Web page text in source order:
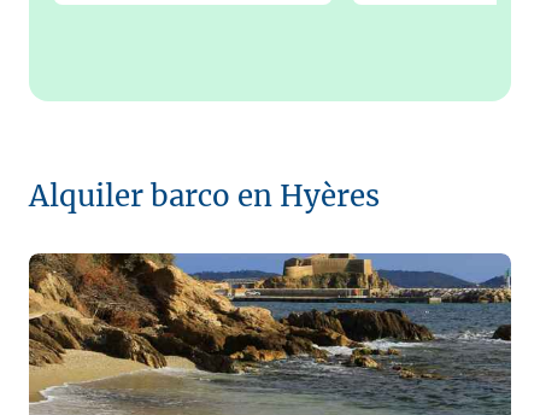
Alquiler barco en Hyères